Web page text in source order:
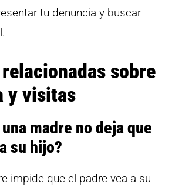
tu denuncia y buscar
sobre
y visitas
madre no deja que
su hijo?
impide que el padre vea a su